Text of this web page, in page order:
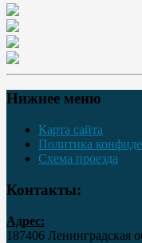
Нижнее меню
Карта сайта
Политика
Схема проезда
Контакты:
Адрес:
187406 Ленинградская